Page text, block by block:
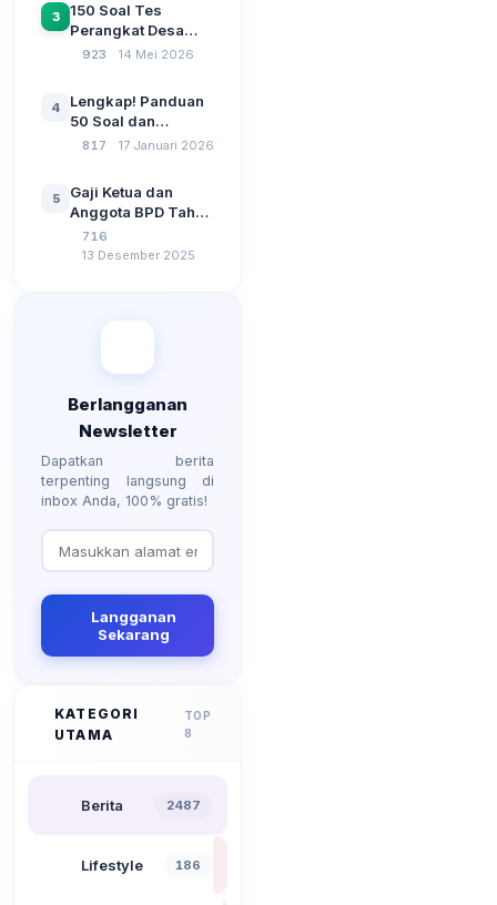
SPP Pencairan
Dana Desa
3
150 Soal Tes
Perangkat Desa
2026: Administrasi
Kebangsaan, dan
Komputer Beserta
Jawaban Paling
923 14 Mei 2026
4
Lengkap! Panduan
50 Soal dan
Jawaban Tes
Berdasarkan UU No
3 Tahun 2024
817 17 Januari 2026
5
Gaji Ketua dan
Anggota BPD Tahun
2026, Berapa
Besarannya? Ada
716
13 Desember 2025
Berlangganan
Newsletter
Dapatkan berita
terpenting langsung di
inbox Anda, 100% gratis!
Langganan
Sekarang
KATEGORI
UTAMA
TOP
8
Berita 2487
Lifestyle 186